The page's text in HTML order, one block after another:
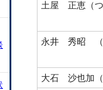
土屋 正恵（
永井 秀昭 （
大石 沙也加